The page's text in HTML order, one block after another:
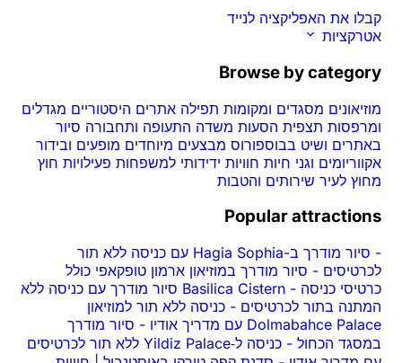
קבלו את האפליקציה לנייד
אטרקציות
Browse by category
מוזיאונים מסגדים ומקומות תפילה אתרים היסטוריים מגדלים
ומרפסות תצפית הסעות משדה התעופה ותחבורה סיור
באתרים ושיט בבוספורוס מבצעים מיוחדים מופעים ובידור
אקווריומים וגני חיות חוויות ידידותי למשפחות פעילויות חוץ
מחוץ לעיר שירותים והטבות
Popular attractions
-
סיור מודרך ב-Hagia Sophia עם כניסה ללא תור
לכרטיסים - סיור מודרך במוזיאון ארמון טופקאפי כולל
כרטיסי כניסה -
Basilica Cistern סיור מודרך עם כניסה ללא
המתנה בתור לכרטיסים - כניסה ללא תור למוזיאון
Dolmabahce Palace עם מדריך אודיו
- סיור מודרך
במסגד הכחול -
כניסה ל‑Yildiz Palace ללא תור לכרטיסים